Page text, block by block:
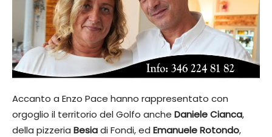
Accanto a Enzo Pace hanno rappresentato con
orgoglio il territorio del Golfo anche Daniele Cianca,
della pizzeria Besiadi Fondi, ed Emanuele Rotondo,